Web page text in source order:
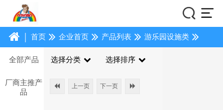
| 首页 企业首页 产品列表 游乐园设施类
全部产品
厂商主推产
品
选择分类 选择排序
上一页 下一页